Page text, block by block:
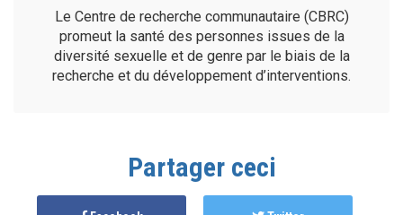
Le Centre de recherche communautaire (CBRC)
promeut la santé des personnes issues de la
diversité sexuelle et de genre par le biais de la
recherche et du développement d’interventions.
Partager ceci